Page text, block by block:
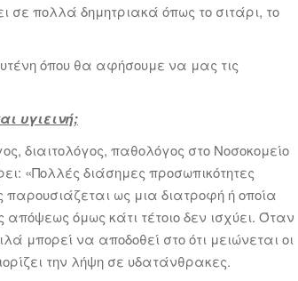
σε πολλά δημητριακά όπως το σιτάρι, το
όπου θα αφήσουμε να μας τις
υγιεινή;
διαιτολόγος, παθολόγος στο Νοσοκομείο
«Πολλές διάσημες προσωπικότητες
ως μια διατροφή ή οποία
απόψεως όμως κάτι τέτοιο δεν ισχύει. Όταν
μπορεί να αποδοθεί στο ότι μειώνεται οι
την λήψη σε υδατάνθρακες.